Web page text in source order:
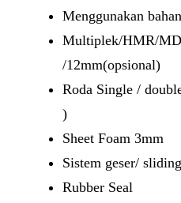
Menggunakan
Multiplek/HMR/
/12mm(opsional)
Roda Single /
)
Sheet Foam 3mm
Sistem geser/
Rubber Seal